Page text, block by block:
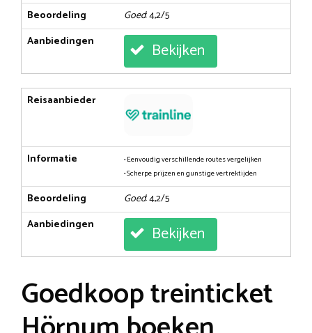
Beoordeling Goed: 4,2/5
Aanbiedingen
Bekijken
Reisaanbieder
Informatie
• Eenvoudig verschillende routes vergelijken
• Scherpe prijzen en gunstige vertrektijden
Beoordeling Goed: 4,2/5
Aanbiedingen
Bekijken
Goedkoop treinticket